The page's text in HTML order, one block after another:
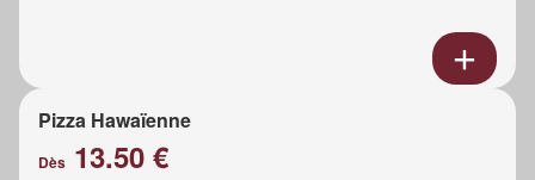
Pizza Hawaïenne
Dès 13.50 €